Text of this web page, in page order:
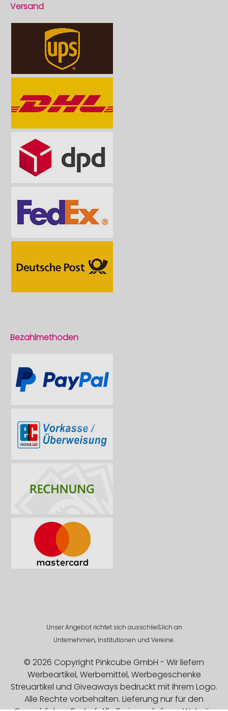
Versand
Bezahlmethoden
Unser Angebot richtet sich ausschließlich an
Unternehmen, Institutionen und Vereine.
© 2026 Copyright Pinkcube GmbH - Wir liefern
Werbeartikel, Werbemittel, Werbegeschenke
Streuartikel und Giveaways bedruckt mit Ihrem Logo.
Alle Rechte vorbehalten. Lieferung nur für den